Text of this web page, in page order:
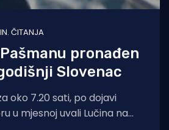
ČITANJA
pronađen
Slovenac
oko 7.20 sati, po dojavi
u mjesnoj uvali Lučina na